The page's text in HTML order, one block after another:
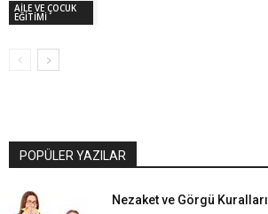
AİLE VE ÇOCUK
EĞİTİMİ
POPÜLER YAZILAR
Nezaket ve Görgü Kuralları